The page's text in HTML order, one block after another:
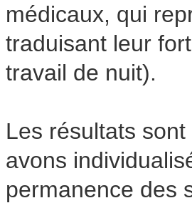
médicaux, qui
traduisant leur
travail de nuit).
Les résultats
avons
permanence des